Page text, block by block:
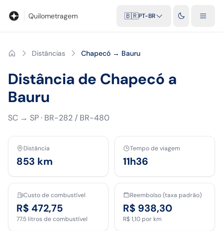
Quilometragem 🇧🇷PT-BR
Distâncias Chapecó → Bauru
Distância de Chapecó a
Bauru
SC → SP· BR-282 / BR-480
Distância
853 km
Tempo de viagem
11h36
Custo de combustível
R$ 472,75
77.5 litros de combustível
Reembolso (taxa padrão)
R$ 938,30
R$ 1,10 por km